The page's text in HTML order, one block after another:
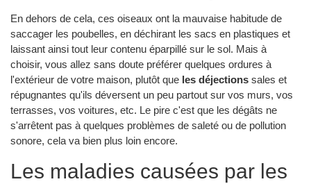
En dehors de cela, ces oiseaux ont la mauvaise habitude de
saccager les poubelles, en déchirant les sacs en plastiques et
laissant ainsi tout leur contenu éparpillé sur le sol. Mais à
choisir, vous allez sans doute préférer quelques ordures à
l'extérieur de votre maison, plutôt que les déjections sales et
répugnantes qu'ils déversent un peu partout sur vos murs, vos
terrasses, vos voitures, etc. Le pire c'est que les dégâts ne
s'arrêtent pas à quelques problèmes de saleté ou de pollution
sonore, cela va bien plus loin encore.
Les maladies causées par les